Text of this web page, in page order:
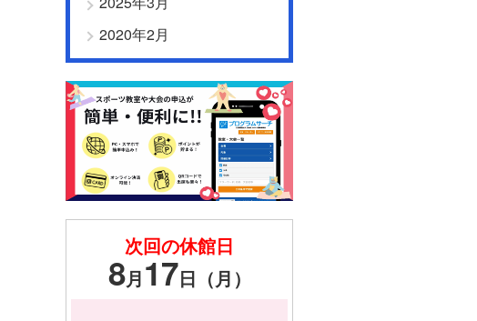
2020年2月
次回の休館日
8月17日（月）